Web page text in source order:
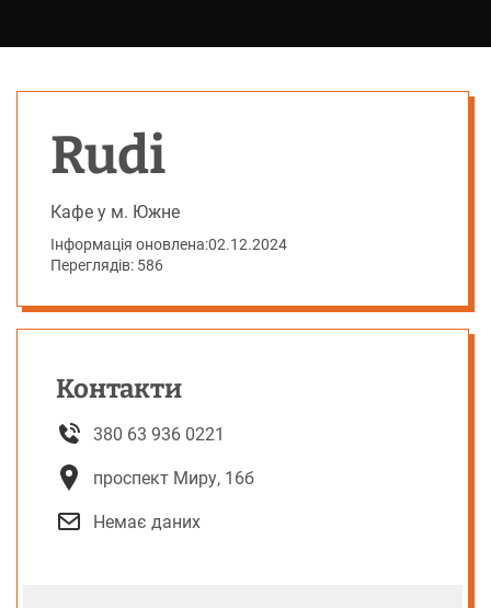
Rudi
Кафе у м. Южне
Інформація оновлена:02.12.2024
Переглядів: 586
Контакти
380 63 936 0221
проспект Миру, 16б
Немає даних